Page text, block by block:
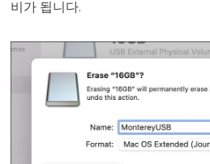
비가 됩니다.